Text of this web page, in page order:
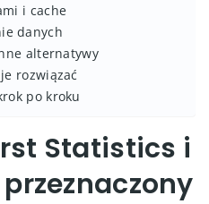
i cache
danych
alternatywy
rozwiązać
po kroku
Statistics i